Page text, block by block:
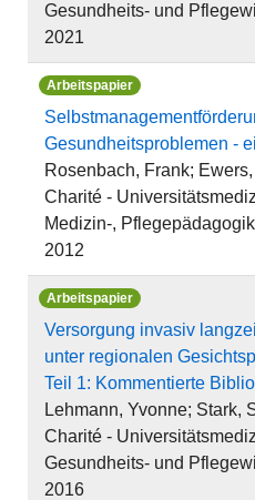
Gesundheits- und
2021
Arbeitspapier
Gesundheitsproblemen -
Rosenbach, Frank; Ewers,
Charité -
Medizin-­,
2012
Arbeitspapier
Versorgung invasiv
unter regionalen
Teil 1: Kommentierte
Lehmann, Yvonne; Stark,
Charité -
Gesundheits- und
2016